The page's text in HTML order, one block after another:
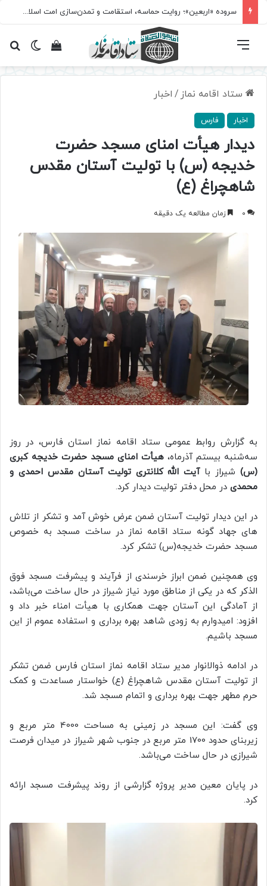
سروده‌ «اربعین»؛ روایت حماسه، استقامت و تمدن‌سازی امت اسلامی
تغییرمشاهده فهرست
ستاد اقامه نماز / اخبار
اخبار فارس
دیدار هیأت امنای مسجد حضرت
خدیجه (س) با تولیت آستان مقدس
شاهچراغ (ع)
0 زمان مطالعه یک دقیقه
به گزارش روابط عمومی ستاد اقامه نماز استان فارس، در روز
سه‌شنبه بیستم آذرماه، هیأت امنای مسجد حضرت خدیجه کبری
(س)شیراز با آیت الله کلانتری تولیت آستان مقدس احمدی و
محمدی در محل دفتر تولیت دیدار کرد.
در این دیدار تولیت آستان ضمن عرض خوش آمد و تشکر از تلاش
های جهاد گونه ستاد اقامه نماز در ساخت مسجد به خصوص
مسجد حضرت خدیجه(س) تشکر کرد.
وی همچنین ضمن ابراز خرسندی از فرآیند و پیشرفت مسجد فوق
الذکر که در یکی از مناطق مورد نیاز شیراز در حال ساخت می‌باشد،
از آمادگی این آستان جهت همکاری با هیأت امناء خبر داد و
افزود: امیدوارم به زودی شاهد بهره برداری و استفاده عموم از این
مسجد باشیم.
در ادامه ذوالانوار مدیر ستاد اقامه نماز استان فارس ضمن تشکر
از تولیت آستان مقدس شاهچراغ (ع) خواستار مساعدت و کمک
حرم مطهر جهت بهره برداری و اتمام مسجد شد.
وی گفت: این مسجد در زمینی به مساحت 4000 متر مربع و
زیربنای حدود 1700 متر مربع در جنوب شهر شیراز در میدان فرصت
شیرازی در حال ساخت می‌باشد.
در پایان معین مدیر پروژه گزارشی از روند پیشرفت مسجد ارائه
کرد.